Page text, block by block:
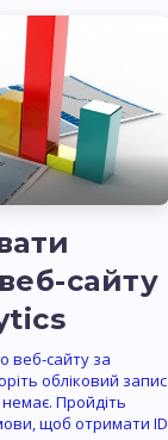
сайту
веб-сайту за
обліковий запис
Пройдіть
щоб отримати ID